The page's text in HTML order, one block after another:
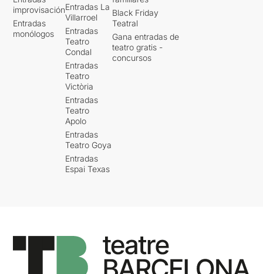
improvisación
Entradas
monólogos
Entradas La
Villarroel
Entradas
Teatro
Condal
Entradas
Teatro
Victòria
Entradas
Teatro
Apolo
Entradas
Teatro Goya
Entradas
Espai Texas
Black Friday
Teatral
Gana entradas de
teatro gratis -
concursos